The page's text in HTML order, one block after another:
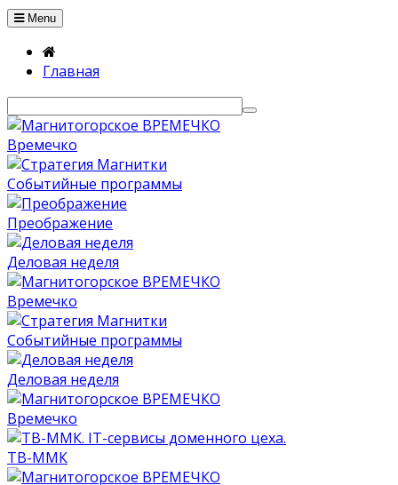
Menu
Главная
Времечко
Событийные программы
Преображение
Деловая неделя
Времечко
Событийные программы
Деловая неделя
Времечко
ТВ-ММК